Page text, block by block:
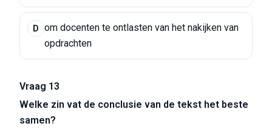
D
om docenten te ontlasten van het nakijken van
opdrachten
Vraag 13
Welke zin vat de conclusie van de tekst het beste
samen?